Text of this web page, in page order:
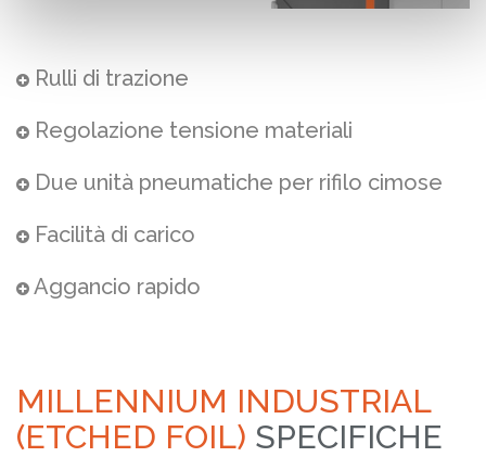
Rulli di trazione
Regolazione tensione materiali
Due unità pneumatiche per rifilo cimose
Facilità di carico
Aggancio rapido
MILLENNIUM INDUSTRIAL
(ETCHED FOIL) SPECIFICHE